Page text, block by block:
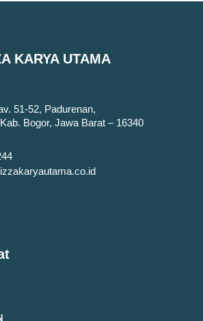
KARYA UTAMA
51-52, Padurenan,
Bogor, Jawa Barat – 16340